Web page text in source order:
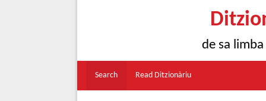
de sa
Search Read Ditzionàriu